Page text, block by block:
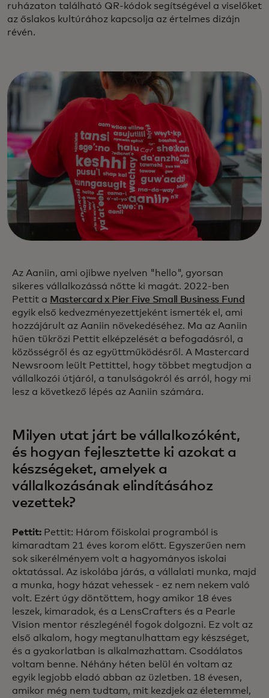
ruházaton található QR-kódok segítségével a viselőket
az őslakos kultúrához kapcsolja az értelmes dizájn
révén.
Az Aaniin, ami ojibwe nyelven "hello", gyorsan
sikeres vállalkozássá nőtte ki magát. 2022-ben
Pettit a Mastercard x Pier Five Small Business Fund
egyik első kedvezményezettjeként ismerték el, ami
hozzájárult az Aaniin növekedéséhez. Ma az Aaniin
hűen tükrözi Pettit elképzelését a befogadásról, a
közösségről és az együttműködésről. A Mastercard
Newsroom leült Pettittel, hogy többet megtudjon a
vállalkozói útjáról, a tanulságokról és arról, hogy mi
lesz a következő lépés az Aaniin számára.
Milyen utat járt be vállalkozóként,
és hogyan fejlesztette ki azokat a
készségeket, amelyek a
vállalkozásának elindításához
vezettek?
Pettit: Pettit: Három főiskolai programból is
kimaradtam 21 éves korom előtt. Egyszerűen nem
sok sikerélményem volt a hagyományos iskolai
oktatással. Az iskolába járás, a vállalati munka, majd
a munka, hogy házat vehessek - ez nem nekem való
volt. Ezért úgy döntöttem, hogy amikor 18 éves
leszek, kimaradok, és a LensCrafters és a Pearle
Vision mentor részlegénél fogok dolgozni. Ez volt az
első alkalom, hogy megtanulhattam egy készséget,
és a gyakorlatban is alkalmazhattam. Csodálatos
voltam benne. Néhány héten belül én voltam az
egyik legjobb eladó abban az üzletben. 18 évesen,
amikor még nem tudtam, mit kezdjek az életemmel,